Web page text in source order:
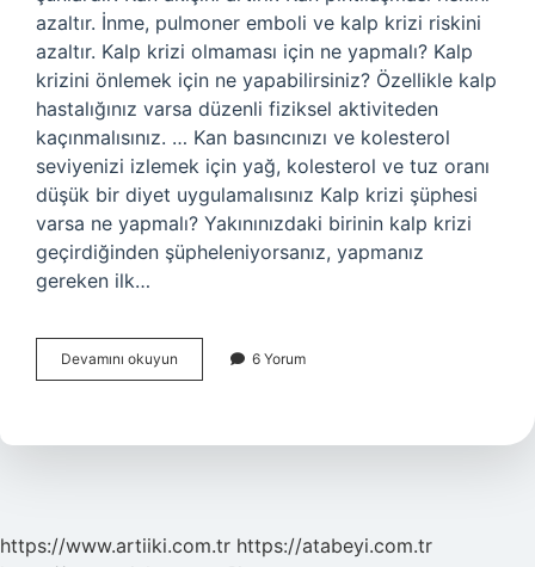
azaltır. İnme, pulmoner emboli ve kalp krizi riskini
azaltır. Kalp krizi olmaması için ne yapmalı? Kalp
krizini önlemek için ne yapabilirsiniz? Özellikle kalp
hastalığınız varsa düzenli fiziksel aktiviteden
kaçınmalısınız. … Kan basıncınızı ve kolesterol
seviyenizi izlemek için yağ, kolesterol ve tuz oranı
düşük bir diyet uygulamalısınız Kalp krizi şüphesi
varsa ne yapmalı? Yakınınızdaki birinin kalp krizi
geçirdiğinden şüpheleniyorsanız, yapmanız
gereken ilk…
Devamını okuyun Coraspin
Kalp
Mi
6 Yorum
https://www.artiiki.com.tr https://atabeyi.com.tr